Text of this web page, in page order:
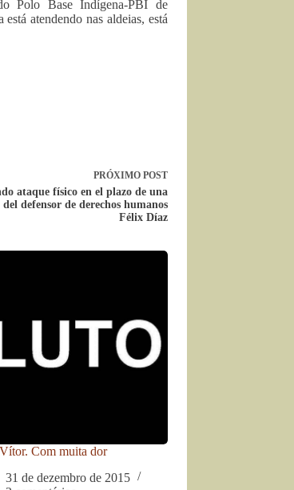
Polo Base Indígena-PBI de
atendendo nas aldeias, está
PRÓXIMO POST
ataque físico en el plazo de una
defensor de derechos humanos
Félix Díaz
Com muita dor
31 de dezembro de 2015